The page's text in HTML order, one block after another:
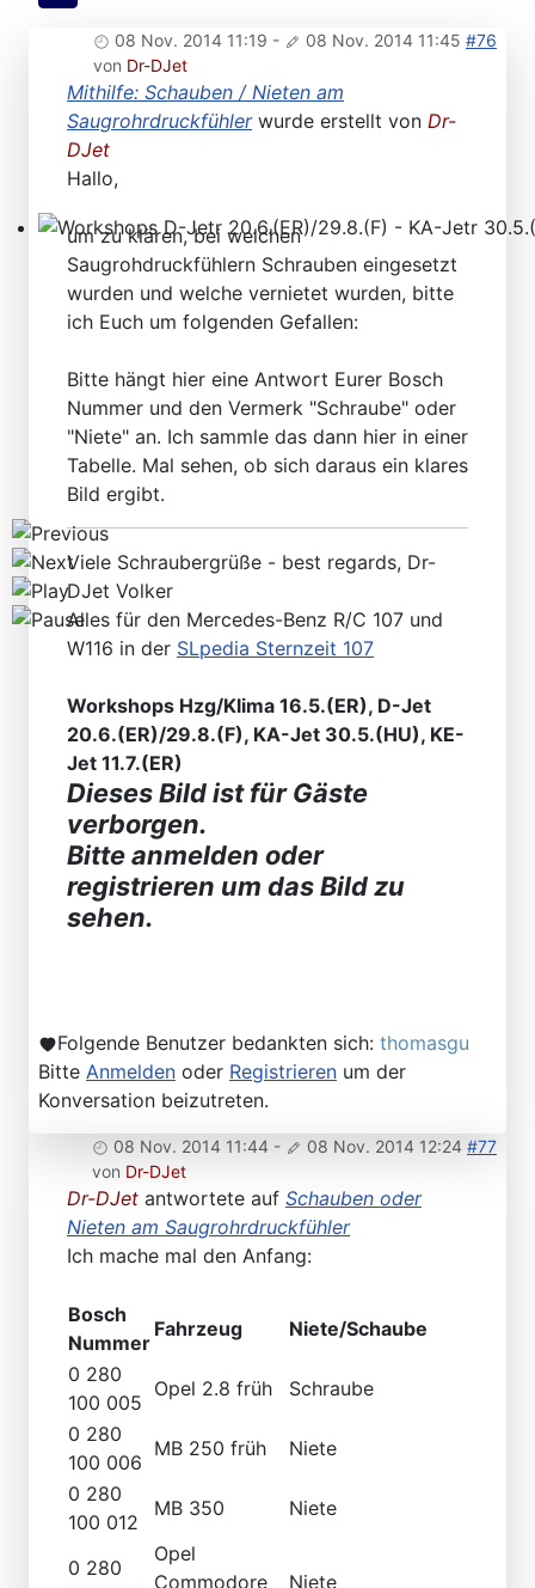
Workshops D-Jetr 20.6.(ER)/29.8.(F) - KA-Jetr
08 Nov. 2014 11:19 - 08 Nov. 2014 11:45 #76
von Dr-DJet
Mithilfe: Schauben / Nieten am
Saugrohrdruckfühlerwurde erstellt von Dr-
DJet
Hallo,
um zu klären, bei welchen
Saugrohdruckfühlern Schrauben eingesetzt
wurden und welche vernietet wurden, bitte
ich Euch um folgenden Gefallen:
Bitte hängt hier eine Antwort Eurer Bosch
Nummer und den Vermerk "Schraube" oder
"Niete" an. Ich sammle das dann hier in einer
Tabelle. Mal sehen, ob sich daraus ein klares
Bild ergibt.
Viele Schraubergrüße - best regards, Dr-
DJet Volker
Alles für den Mercedes-Benz R/C 107 und
W116 in der SLpedia Sternzeit 107
Workshops Hzg/Klima 16.5.(ER), D-Jet
20.6.(ER)/29.8.(F), KA-Jet 30.5.(HU), KE-
Jet 11.7.(ER)
Dieses Bild ist für Gäste
verborgen.
Bitte anmelden oder
registrieren um das Bild zu
sehen.
Folgende Benutzer bedankten sich: thomasgu
Bitte Anmelden oder Registrieren um der
Konversation beizutreten.
08 Nov. 2014 11:44 - 08 Nov. 2014 12:24 #77
von Dr-DJet
Dr-DJet antwortete auf Schauben oder
Nieten am Saugrohrdruckfühler
Ich mache mal den Anfang:
Bosch
Nummer
Fahrzeug
Niete/Schaube
0 280
100 005
Opel 2.8 früh
Schraube
0 280
100 006
MB 250 früh
Niete
0 280
100 012
MB 350 Niete
0 280
Opel
Commodore
Niete